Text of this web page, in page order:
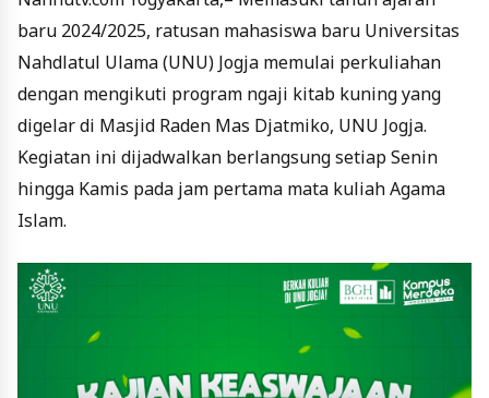
baru 2024/2025, ratusan mahasiswa baru Universitas
Nahdlatul Ulama (UNU) Jogja memulai perkuliahan
dengan mengikuti program ngaji kitab kuning yang
digelar di Masjid Raden Mas Djatmiko, UNU Jogja.
Kegiatan ini dijadwalkan berlangsung setiap Senin
hingga Kamis pada jam pertama mata kuliah Agama
Islam.